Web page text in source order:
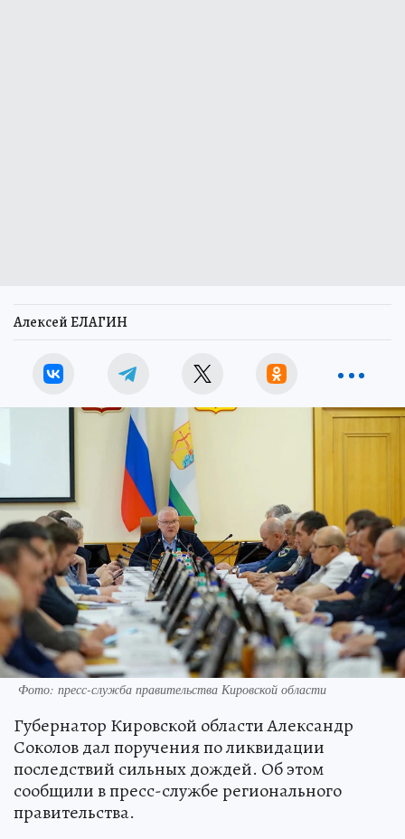
Алексей ЕЛАГИН
Фото: пресс-служба правительства Кировской области
Губернатор Кировской области Александр
Соколов дал поручения по ликвидации
последствий сильных дождей. Об этом
сообщили в пресс-службе регионального
правительства.